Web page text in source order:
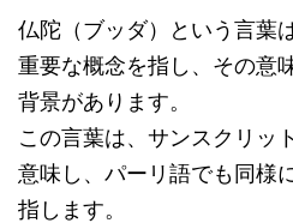
仏陀（ブッダ）という言葉
重要な概念を指し、その意
背景があります。
この言葉は、サンスクリッ
意味し、パーリ語でも同様
指します。